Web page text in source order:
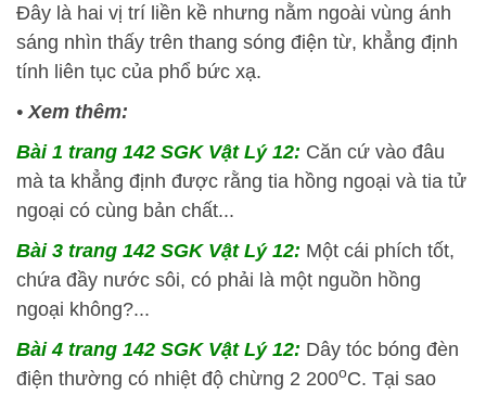
Đây là hai vị trí liền kề nhưng nằm ngoài vùng ánh
sáng nhìn thấy trên thang sóng điện từ, khẳng định
tính liên tục của phổ bức xạ.
• Xem thêm:
Bài 1 trang 142 SGK Vật Lý 12: Căn cứ vào đâu
mà ta khẳng định được rằng tia hồng ngoại và tia tử
ngoại có cùng bản chất...
Bài 3 trang 142 SGK Vật Lý 12: Một cái phích tốt,
chứa đầy nước sôi, có phải là một nguồn hồng
ngoại không?...
Bài 4 trang 142 SGK Vật Lý 12: Dây tóc bóng đèn
điện thường có nhiệt độ chừng 2 200oC. Tại sao